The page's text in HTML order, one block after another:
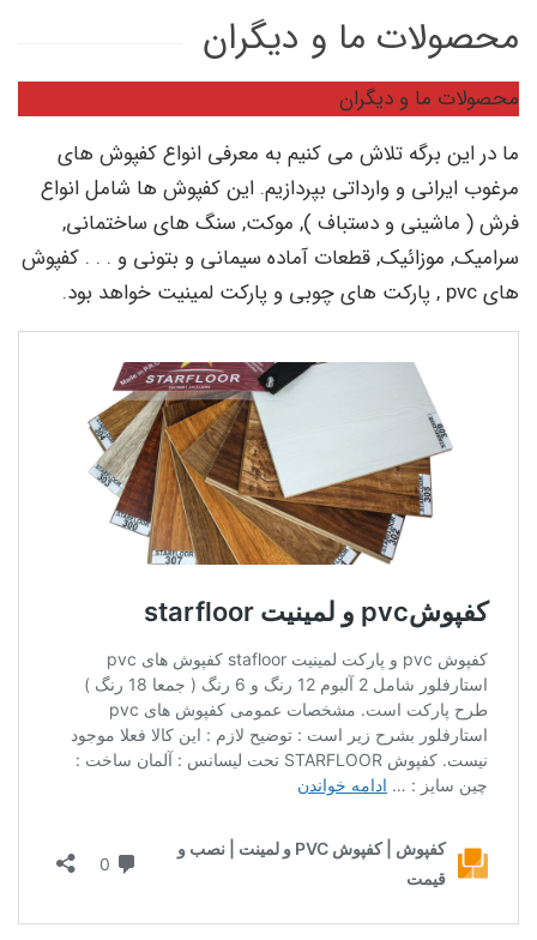
محصولات ما و دیگران
محصولات ما و دیگران
ما در این برگه تلاش می کنیم به معرفی انواع کفپوش های
مرغوب ایرانی و وارداتی بپردازیم. این کفپوش ها شامل انواع
فرش ( ماشینی و دستباف ), موکت, سنگ های ساختمانی,
سرامیک, موزائیک, قطعات آماده سیمانی و بتونی و . . . کفپوش
های pvc , پارکت های چوبی و پارکت لمینیت خواهد بود.